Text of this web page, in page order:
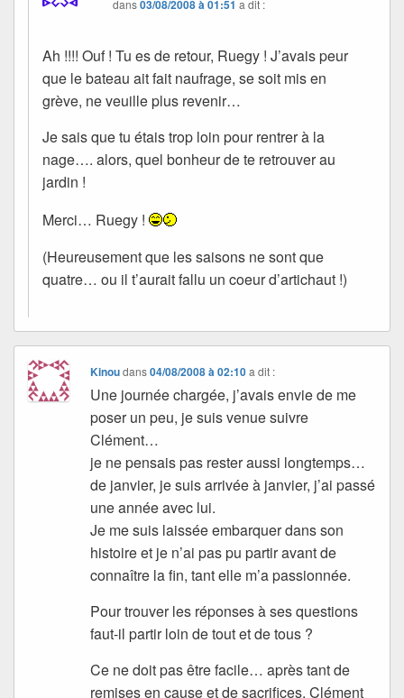
dans03/08/2008 à 01:51 a dit :
Ah !!!! Ouf ! Tu es de retour, Ruegy ! J’avais peur
que le bateau ait fait naufrage, se soit mis en
grève, ne veuille plus revenir…
Je sais que tu étais trop loin pour rentrer à la
nage…. alors, quel bonheur de te retrouver au
jardin !
Merci… Ruegy !
(Heureusement que les saisons ne sont que
quatre… ou il t’aurait fallu un coeur d’artichaut !)
Kinoudans04/08/2008 à 02:10 a dit :
Une journée chargée, j’avais envie de me
poser un peu, je suis venue suivre
Clément…
je ne pensais pas rester aussi longtemps…
de janvier, je suis arrivée à janvier, j’ai passé
une année avec lui.
Je me suis laissée embarquer dans son
histoire et je n’ai pas pu partir avant de
connaître la fin, tant elle m’a passionnée.
Pour trouver les réponses à ses questions
faut-il partir loin de tout et de tous ?
Ce ne doit pas être facile… après tant de
remises en cause et de sacrifices, Clément